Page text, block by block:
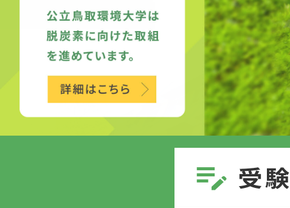
各種お問合せ先
情報メディアセンター
情報メディアセンター(図書館)のご
各団体の活動を紹介します。